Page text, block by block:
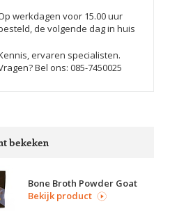
werkdagen voor 15.00 uur
de volgende dag in huis
ervaren specialisten.
Bel ons: 085-7450025
bekeken
Bone Broth Powder Goat
Bekijk product